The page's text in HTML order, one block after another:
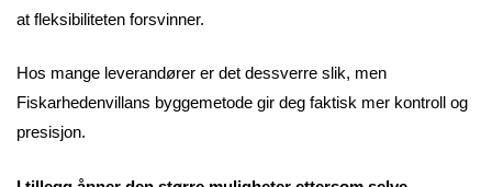
at fleksibiliteten forsvinner.
Hos mange leverandører er det dessverre slik, men
Fiskarhedenvillans byggemetode gir deg faktisk mer kontroll og
presisjon.